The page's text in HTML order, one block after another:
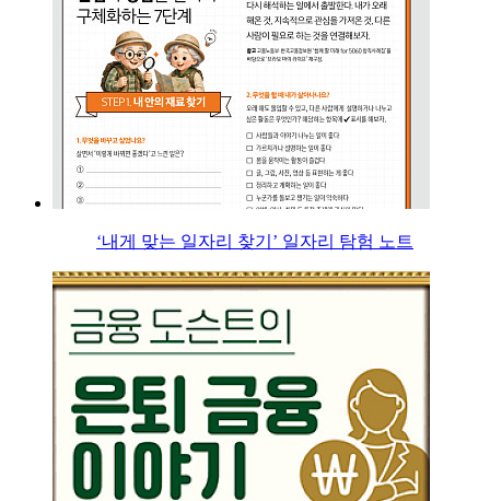
‘내게 맞는 일자리 찾기’ 일자리 탐험 노트